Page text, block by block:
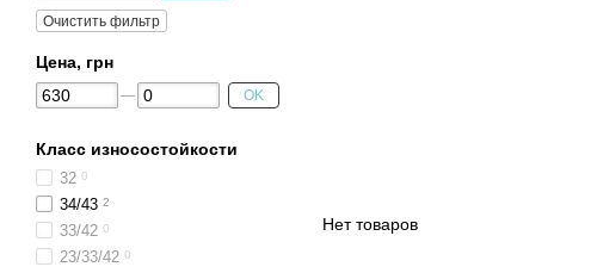
Нет товаров
Очистить фильтр
Цена, грн
OK
Класс износостойкости
32 0
34/43 2
33/42 0
23/33/42 0